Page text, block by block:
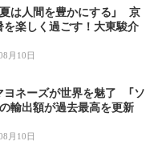
夏は人間を豊かにする」 京
を楽しく過ごす！大東駿介
月10日
ヨネーズが世界を魅了 「ソ
の輸出額が過去最高を更新
月10日